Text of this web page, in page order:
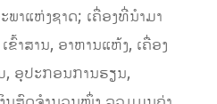
ພາແຫ່ງຊາດ; ເຄື່ອງທີ່ນໍາມາ
າສານ, ອາຫານແຫ້ງ, ເຄື່ອງ
, ອຸປະກອນການຮຽນ,